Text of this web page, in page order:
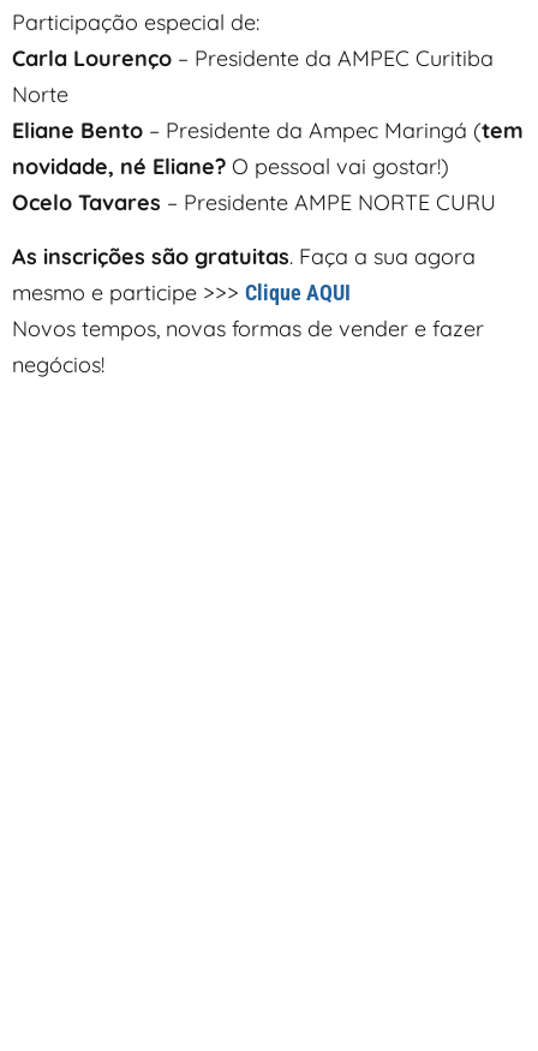
Participação especial de:
Carla Lourenço – Presidente da AMPEC Curitiba
Norte
Eliane Bento – Presidente da Ampec Maringá (tem
novidade, né Eliane? O pessoal vai gostar!)
Ocelo Tavares – Presidente AMPE NORTE CURU
As inscrições são gratuitas. Faça a sua agora
mesmo e participe >>> Clique AQUI
Novos tempos, novas formas de vender e fazer
negócios!